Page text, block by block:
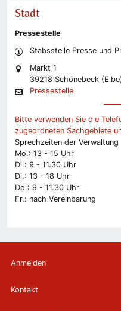
Stadt
Pressestelle
Stabsstelle Presse und
Markt 1
39218 Schönebeck
Pressestelle
Bitte verwenden Sie die
zugeordneten Sachgebiete
Sprechzeiten der Verwaltung
Mo.: 13 - 15 Uhr
Di.: 9 - 11.30 Uhr
Di.: 13 - 18 Uhr
Do.: 9 - 11.30 Uhr
Fr.: nach Vereinbarung
Anmelden
Kontakt